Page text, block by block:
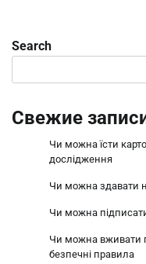
Search
Свежие
Чи можна їсти
дослідження
Чи можна здавати
Чи можна
Чи можна вживати
безпечні правила